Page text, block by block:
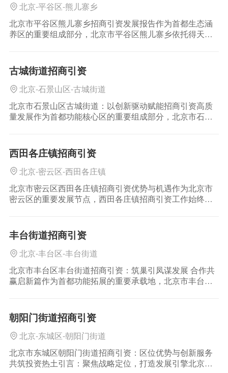
北京-平谷区-熊儿寨乡
北京市平谷区熊儿寨乡招商引资发展报告作为首都生态涵
养区的重要组成部分，北京市平谷区熊儿寨乡依托得天独
设施、强化产业布局、深化
古城街道招商引资
北京-石景山区-古城街道
北京市石景山区古城街道：以创新驱动赋能招商引资高质
量发展作为首都功能核心区的重要组成部分，北京市石景
条件及前瞻性的产业布局
西田各庄镇招商引资
北京-密云区-西田各庄镇
北京市密云区西田各庄镇招商引资优势与机遇作为北京市
密云区的重要发展节点，西田各庄镇招商引资工作始终以
代化产业体系，为全国企业提
丰台街道招商引资
北京-丰台区-丰台街道
北京市丰台区丰台街道招商引资：筑巢引凤谋发展 合作共
赢启新篇作为首都功能拓展的重要承载地，北京市丰台区
高质量资源整合
朝阳门街道招商引资
北京-东城区-朝阳门街道
北京市东城区朝阳门街道招商引资：区位优势与创新服务
共筑投资热土引言：聚焦战略定位，打造发展引擎北京市